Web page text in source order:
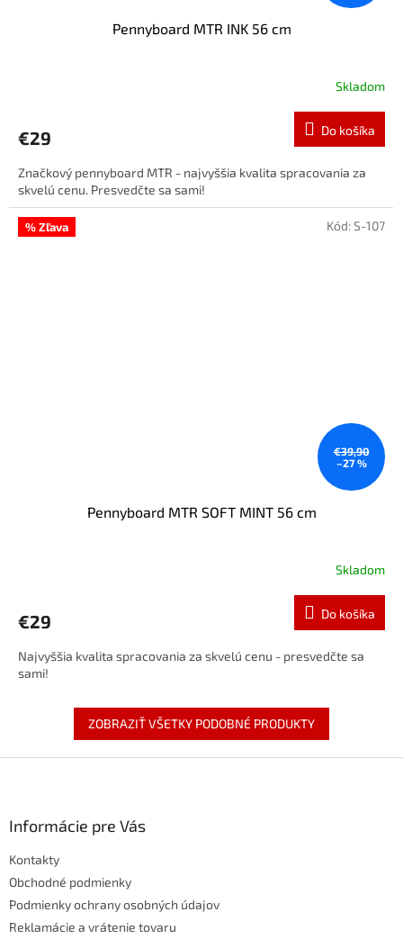
Pennyboard MTR INK 56 cm
Skladom
€29 Do košíka
Značkový pennyboard MTR - najvyššia kvalita spracovania za
skvelú cenu. Presvedčte sa sami!
% Zľava
€39,90
–27 %
Pennyboard MTR SOFT MINT 56 cm
Skladom
€29 Do košíka
Najvyššia kvalita spracovania za skvelú cenu - presvedčte sa
sami!
Kód:S-107
ZOBRAZIŤ VŠETKY PODOBNÉ PRODUKTY
Informácie pre Vás
Kontakty
Obchodné podmienky
Podmienky ochrany osobných údajov
Reklamácie a vrátenie tovaru